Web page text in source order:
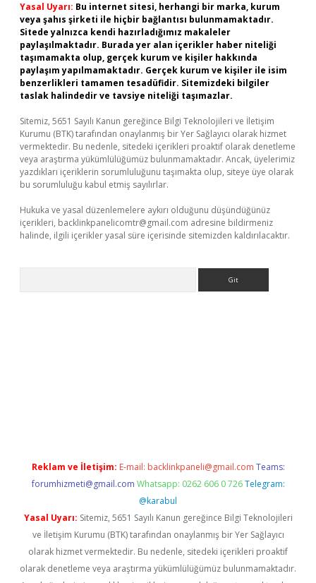
Yasal Uyarı: Bu internet sitesi, herhangi bir marka, kurum
veya şahıs şirketi ile hiçbir bağlantısı bulunmamaktadır.
Sitede yalnızca kendi hazırladığımız makaleler
paylaşılmaktadır. Burada yer alan içerikler haber niteliği
taşımamakta olup, gerçek kurum ve kişiler hakkında
paylaşım yapılmamaktadır. Gerçek kurum ve kişiler ile isim
benzerlikleri tamamen tesadüfidir. Sitemizdeki bilgiler
taslak halindedir ve tavsiye niteliği taşımazlar.
Sitemiz, 5651 Sayılı Kanun gereğince Bilgi Teknolojileri ve İletişim
Kurumu (BTK) tarafından onaylanmış bir Yer Sağlayıcı olarak hizmet
vermektedir. Bu nedenle, sitedeki içerikleri proaktif olarak denetleme
veya araştırma yükümlülüğümüz bulunmamaktadır. Ancak, üyelerimiz
yazdıkları içeriklerin sorumluluğunu taşımakta olup, siteye üye olarak
bu sorumluluğu kabul etmiş sayılırlar.
Hukuka ve yasal düzenlemelere aykırı olduğunu düşündüğünüz
içerikleri, backlinkpanelicomtr@gmail.com adresine bildirmeniz
halinde, ilgili içerikler yasal süre içerisinde sitemizden kaldırılacaktır.
Reklam ve İletişim: E-mail: backlinkpaneli@gmail.com Teams:
forumhizmeti@gmail.com Whatsapp: 0262 606 0 726 Telegram:
@karabul
Yasal Uyarı: Sitemiz, 5651 Sayılı Kanun gereğince Bilgi Teknolojileri
ve İletişim Kurumu (BTK) tarafından onaylanmış bir Yer Sağlayıcı
olarak hizmet vermektedir. Bu nedenle, sitedeki içerikleri proaktif
olarak denetleme veya araştırma yükümlülüğümüz bulunmamaktadır.